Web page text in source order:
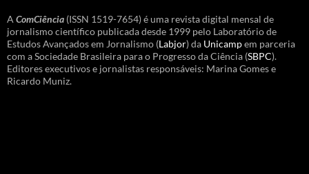
A ComCiência (ISSN 1519-7654) é uma revista digital mensal de
jornalismo científico publicada desde 1999 pelo Laboratório de
Estudos Avançados em Jornalismo (Labjor) da Unicampem parceria
com a Sociedade Brasileira para o Progresso da Ciência (SBPC).
Editores executivos e jornalistas responsáveis: Marina Gomes e
Ricardo Muniz.